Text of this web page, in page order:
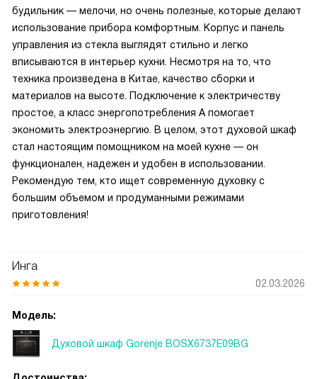
будильник — мелочи, но очень полезные, которые делают
использование прибора комфортным. Корпус и панель
управления из стекла выглядят стильно и легко
вписываются в интерьер кухни. Несмотря на то, что
техника произведена в Китае, качество сборки и
материалов на высоте. Подключение к электричеству
простое, а класс энергопотребления А помогает
экономить электроэнергию. В целом, этот духовой шкаф
стал настоящим помощником на моей кухне — он
функционален, надежен и удобен в использовании.
Рекомендую тем, кто ищет современную духовку с
большим объемом и продуманными режимами
приготовления!
Инга
02.03.2026
Модель:
Духовой шкаф Gorenje BOSX6737E09BG